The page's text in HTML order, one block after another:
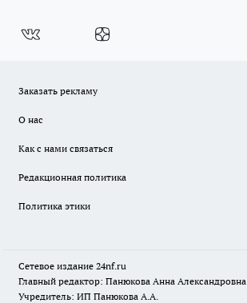
Заказать рекламу
О нас
Как с нами связаться
Редакционная политика
Политика этики
Сетевое издание 24nf.ru
Главный редактор: Панюкова Анна Александровна
Учредитель: ИП Панюкова А.А.